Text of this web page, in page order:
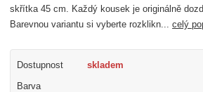
skřítka 45 cm. Každý kousek je originálně
Barevnou variantu si vyberte rozklikn...celý
Dostupnost skladem
Barva